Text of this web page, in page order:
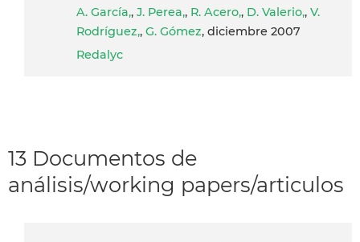
A. García,, J. Perea,, R. Acero,, D. Valerio,, V.
Rodríguez,, G. Gómez, diciembre 2007
Redalyc
13 Documentos de
análisis/working papers/articulos